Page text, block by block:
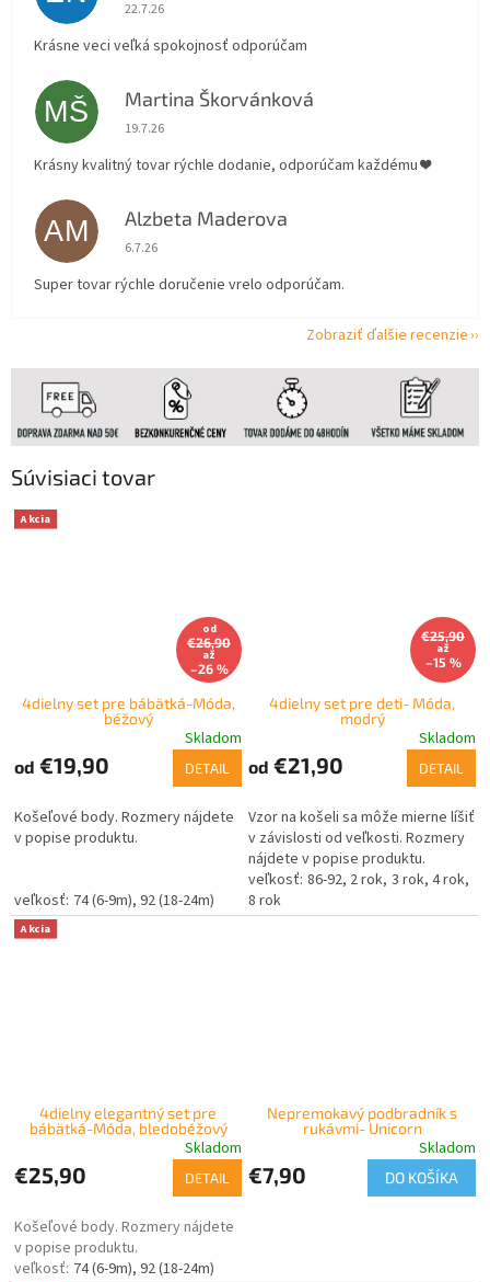
Súvisiaci tovar
Akcia
od
€26,90
až
–26 %
4dielny set pre bábätká-Móda,
béžový
Skladom
od €19,90 DETAIL
Košeľové body. Rozmery nájdete
v popise produktu.
74 (6-9m) 92 (18-24m)
€25,90
až
–15 %
4dielny set pre deti- Móda,
modrý
Skladom
od €21,90 DETAIL
Vzor na košeli sa môže mierne líšiť
v závislosti od veľkosti. Rozmery
nájdete v popise produktu.
86-92 2 rok 3 rok 4 rok
8 rok
Akcia
4dielny elegantný set pre
bábätká-Móda, bledobéžový
Skladom
€25,90 DETAIL
Košeľové body. Rozmery nájdete
v popise produktu.
74 (6-9m) 92 (18-24m)
Nepremokavý podbradník s
rukávmi- Unicorn
Skladom
€7,90 DO KOŠÍKA
22.7.26
Krásne veci veľká spokojnosť odporúčam
MŠ Martina Škorvánková
Hodnotenie obchodu je 5 z 5 hviezdičiek.
19.7.26
Krásny kvalitný tovar rýchle dodanie, odporúčam každému ❤️
AM Alzbeta Maderova
Hodnotenie obchodu je 5 z 5 hviezdičiek.
6.7.26
Super tovar rýchle doručenie vrelo odporúčam.
Zobraziť ďalšie recenzie